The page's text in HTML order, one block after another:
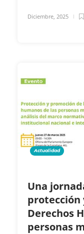
Diciembre, 2025
Actualidad
Una
protección
Derechos
personas